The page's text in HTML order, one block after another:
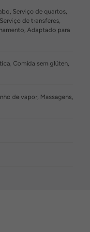
Serviço de quartos,
de transferes,
Adaptado para
Comida sem glúten,
de vapor, Massagens,